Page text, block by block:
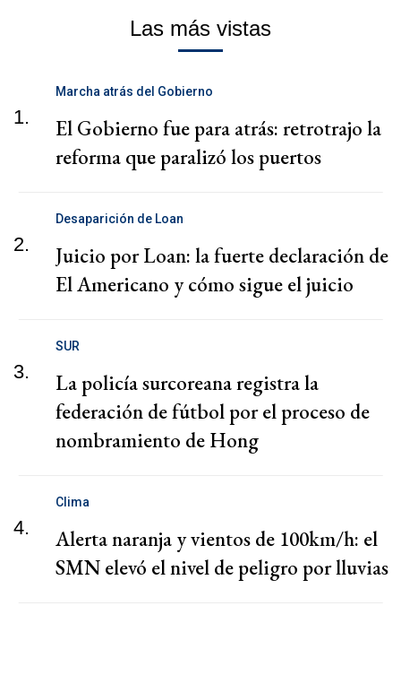
Las más vistas
1.
Marcha atrás del Gobierno
El Gobierno fue para atrás: retrotrajo la
reforma que paralizó los puertos
2.
Desaparición de Loan
Juicio por Loan: la fuerte declaración de
El Americano y cómo sigue el juicio
3.
SUR
La policía surcoreana registra la
federación de fútbol por el proceso de
nombramiento de Hong
4.
Clima
Alerta naranja y vientos de 100km/h: el
SMN elevó el nivel de peligro por lluvias